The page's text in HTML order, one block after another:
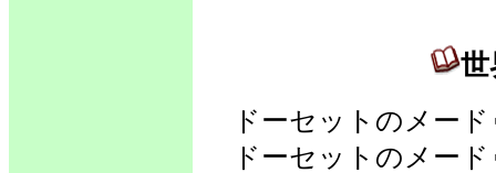
世
ドーセットのメード
ドーセットのメード